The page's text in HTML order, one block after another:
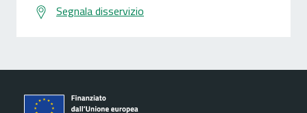
Segnala disservizio